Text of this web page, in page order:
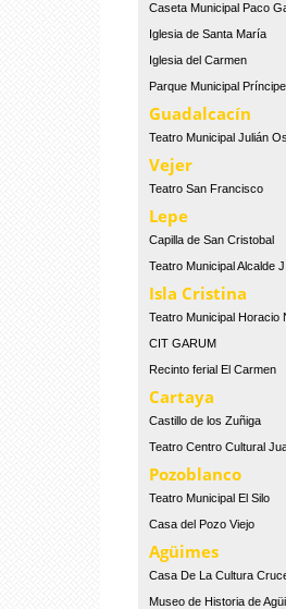
Caseta Municipal Paco
Iglesia de Santa María
Iglesia del Carmen
Parque Municipal
Guadalcacín
Teatro Municipal Julián
Vejer
Teatro San Francisco
Lepe
Capilla de San Cristobal
Teatro Municipal Alcalde
Isla Cristina
Teatro Municipal Horacio
CIT GARUM
Recinto ferial El Carmen
Cartaya
Castillo de los Zuñiga
Teatro Centro Cultural
Pozoblanco
Teatro Municipal El Silo
Casa del Pozo Viejo
Agüimes
Casa De La Cultura
Museo de Historia de